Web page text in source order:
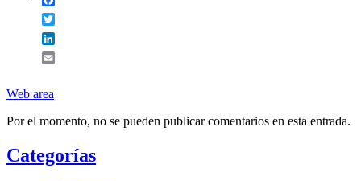
Web area
Por el momento, no se pueden publicar comentarios en esta entrada.
Categorías